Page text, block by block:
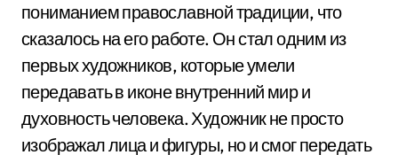
пониманием православной традиции, что
сказалось на его работе. Он стал одним из
первых художников, которые умели
передавать в иконе внутренний мир и
духовность человека. Художник не просто
изображал лица и фигуры, но и смог передать